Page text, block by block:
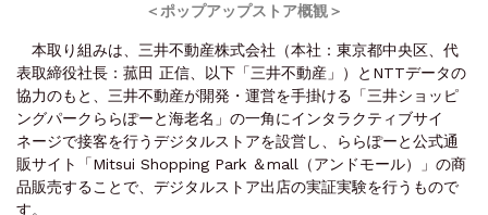
＜ポップアップストア概観＞
本取り組みは、三井不動産株式会社（本社：東京都中央区、代
表取締役社長：菰田 正信、以下「三井不動産」）とNTTデータの
協力のもと、三井不動産が開発・運営を手掛ける「三井ショッピ
ングパークららぽーと海老名」の一角にインタラクティブサイ
ネージで接客を行うデジタルストアを設営し、ららぽーと公式通
販サイト「Mitsui Shopping Park ＆mall（アンドモール）」の商
品販売することで、デジタルストア出店の実証実験を行うもので
す。